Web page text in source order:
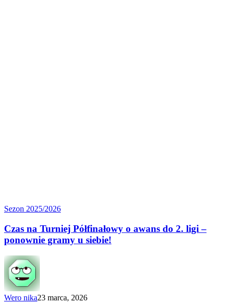
Czas
Półfinałowy
o awans
do 2.
ligi
–
ponownie
gramy
u siebie!
Sezon 2025/2026
Czas na Turniej Półfinałowy o awans do 2. ligi –
ponownie gramy u siebie!
Wero nika23 marca, 2026